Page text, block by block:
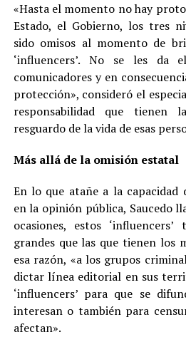
«Hasta el momento no hay
Estado, el Gobierno, los tres
sido omisos al momento de
‘influencers’. No se les
comunicadores y en
protección», consideró el
responsabilidad que tienen
resguardo de la vida de esas
Más allá de la omisión estatal
En lo que atañe a la capacidad
en la opinión pública, Saucedo
ocasiones, estos
grandes que las que tienen los
esa razón, «a los grupos
dictar línea editorial en sus
‘influencers’ para que se
interesan o también para
afectan».